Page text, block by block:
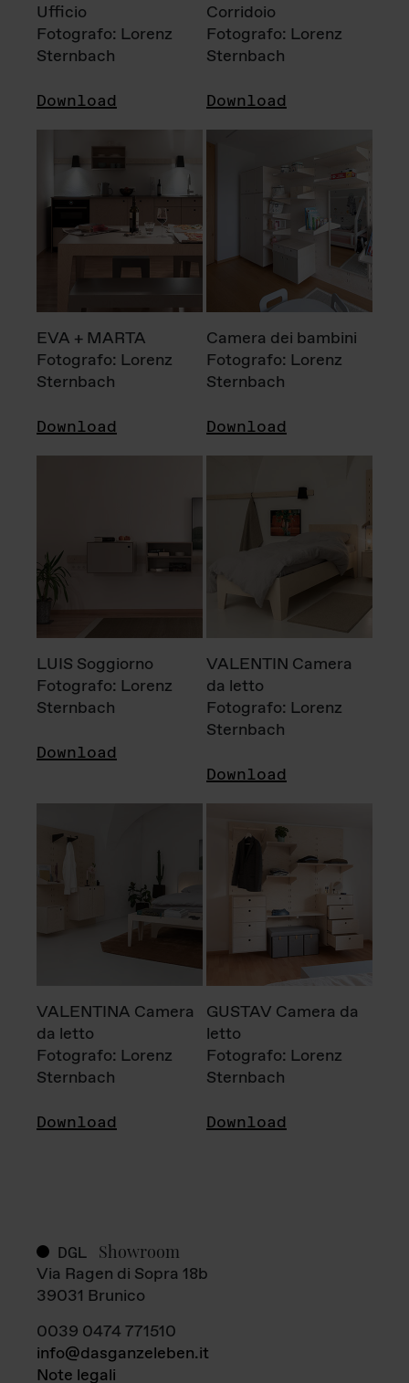
Ufficio
Fotografo: Lorenz
Sternbach
Download
Corridoio
Fotografo: Lorenz
Sternbach
Download
EVA + MARTA
Fotografo: Lorenz
Sternbach
Download
Camera dei bambini
Fotografo: Lorenz
Sternbach
Download
LUIS Soggiorno
Fotografo: Lorenz
Sternbach
Download
VALENTIN Camera
da letto
Fotografo: Lorenz
Sternbach
Download
VALENTINA Camera
da letto
Fotografo: Lorenz
Sternbach
Download
GUSTAV Camera da
letto
Fotografo: Lorenz
Sternbach
Download
DGL Showroom
Via Ragen di Sopra 18b
39031 Brunico
0039 0474 771510
info@dasganzeleben.it
Note legali